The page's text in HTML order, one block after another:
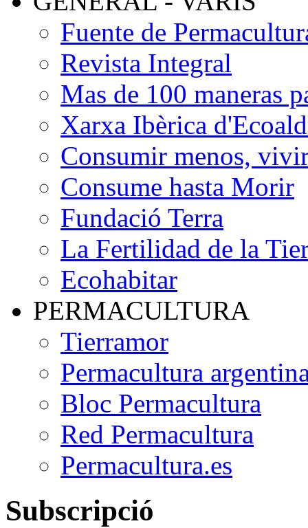
Fuente de
Revista Integral
Mas de 100 maneras
Xarxa Ibèrica
Consumir menos,
Consume hasta Morir
Fundació Terra
La Fertilidad de la
Ecohabitar
PERMACULTURA
Tierramor
Permacultura
Bloc Permacultura
Red Permacultura
Permacultura.es
Subscripció